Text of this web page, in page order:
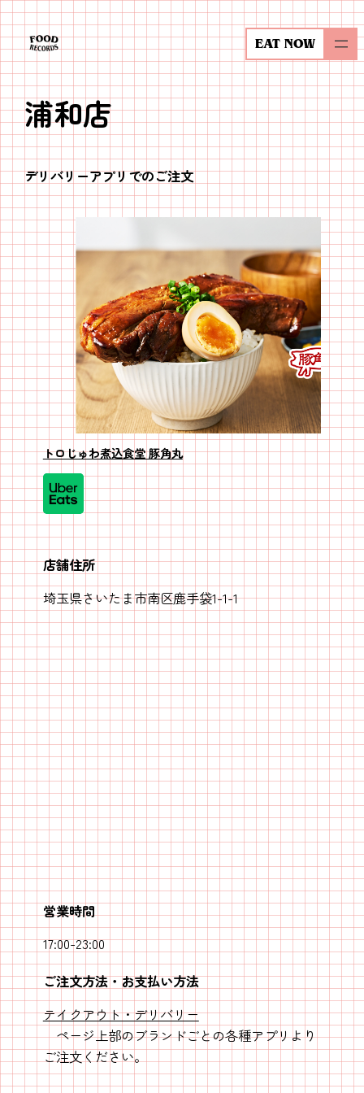
内
容
を
キ
ッ
プ
EAT NOW
浦和店
デリバリーアプリでのご注文
トロじゅわ煮込食堂 豚角丸
店舗住所
埼玉県さいたま市南区鹿手袋1-1-1
営業時間
17:00-23:00
ご注文方法・お支払い方法
テイクアウト・デリバリー
ページ上部のブランドごとの各種アプリより
ご注文ください。